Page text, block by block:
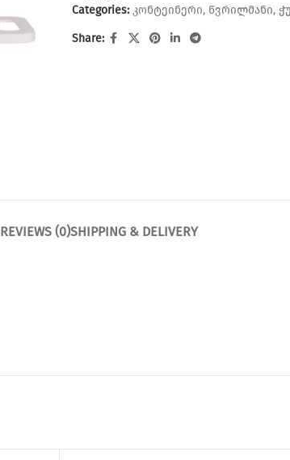
Categories: კონტეინერი, წვრილმანი,
Share:
REVIEWS (0)SHIPPING & DELIVERY